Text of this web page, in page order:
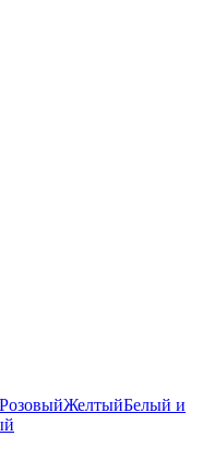
РозовыйЖелтыйБелый и